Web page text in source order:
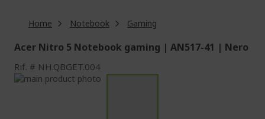
Home Notebook Gaming
Acer Nitro 5 Notebook gaming | AN517-41 | Nero
Rif. NH.QBGET.004
Vai